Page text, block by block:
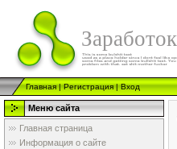
Главная|Регистрация|Вход
Меню сайта
Главная страница
Информация о сайте